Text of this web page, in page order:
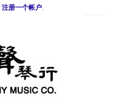
注册一个帐户